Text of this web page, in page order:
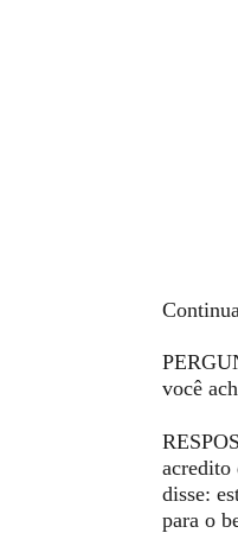
você
acredito
disse:
para o